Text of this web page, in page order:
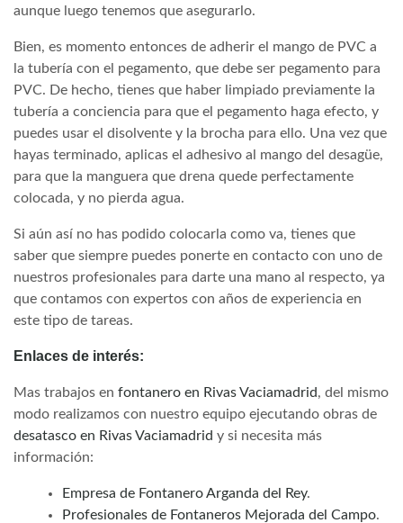
aunque luego tenemos que asegurarlo.
Bien, es momento entonces de adherir el mango de PVC a
la tubería con el pegamento, que debe ser pegamento para
PVC. De hecho, tienes que haber limpiado previamente la
tubería a conciencia para que el pegamento haga efecto, y
puedes usar el disolvente y la brocha para ello. Una vez que
hayas terminado, aplicas el adhesivo al mango del desagüe,
para que la manguera que drena quede perfectamente
colocada, y no pierda agua.
Si aún así no has podido colocarla como va, tienes que
saber que siempre puedes ponerte en contacto con uno de
nuestros profesionales para darte una mano al respecto, ya
que contamos con expertos con años de experiencia en
este tipo de tareas.
Enlaces de interés:
Mas trabajos en fontanero en Rivas Vaciamadrid, del mismo
modo realizamos con nuestro equipo ejecutando obras de
desatasco en Rivas Vaciamadrid y si necesita más
información:
Empresa de Fontanero Arganda del Rey.
Profesionales de Fontaneros Mejorada del Campo.